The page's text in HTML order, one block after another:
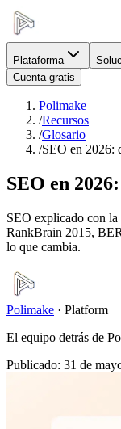
Plataforma
Cuenta gratis
Polimake
/Recursos
/Glosario
/SEO en 2026:
SEO en
SEO explicado con
RankBrain 2015,
lo que cambia.
Polimake · Platform
El equipo detrás de
Publicado: 31 de